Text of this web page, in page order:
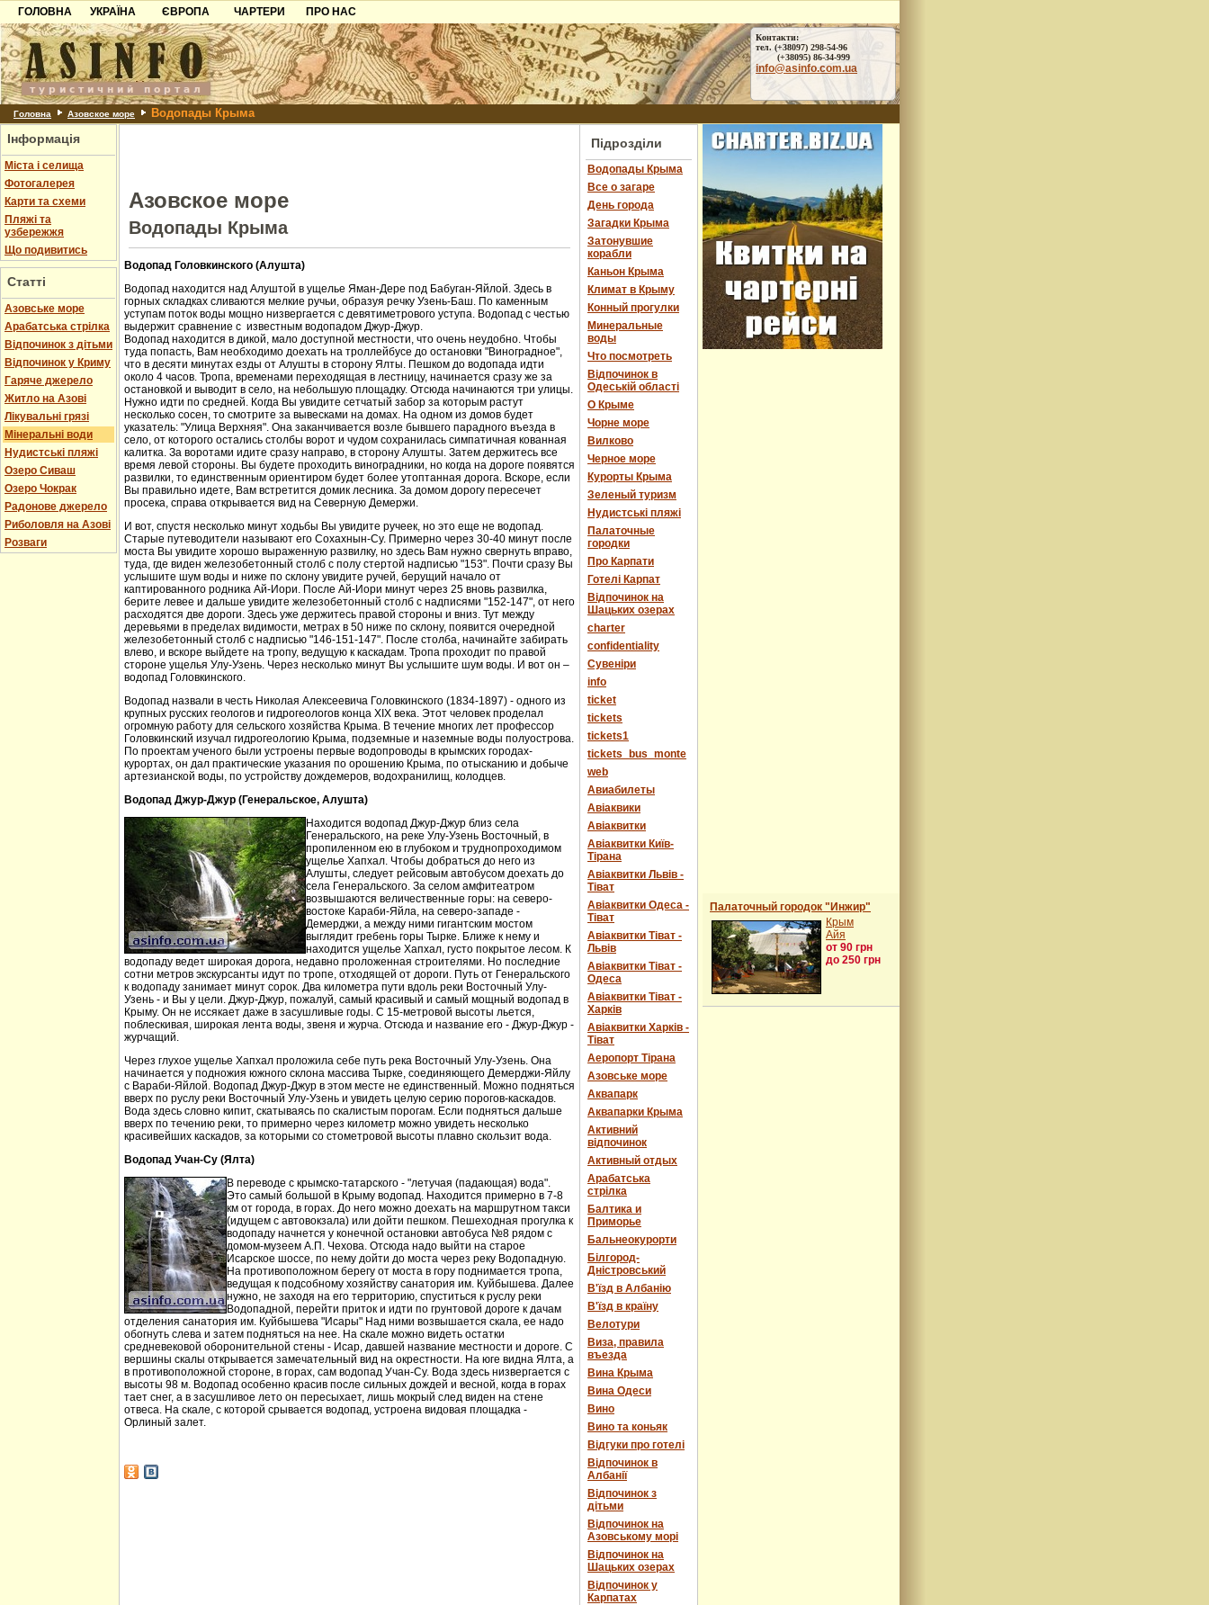
ГОЛОВНА
УКРАЇНА
Карпати
Азов
Причорноморря
Шацьк
ЄВРОПА
Чорногорія
Хорватія
Болгарія
Албанія
ЧАРТЕРИ
ПРО НАС
Контакти
Партнерам
Додати готель
Контакти:
тел. (+38097) 298-54-96
(+38095) 86-34-999
info@asinfo.com.ua
Головна Азовское море Водопады Крыма
Інформація
Міста і селища
Фотогалерея
Карти та схеми
Пляжі та
узбережжя
Що подивитись
Статті
Азовське море
Арабатська стрілка
Відпочинок з дітьми
Відпочинок у Криму
Гаряче джерело
Житло на Азові
Лікувальні грязі
Мінеральні води
Нудистські пляжі
Озеро Сиваш
Озеро Чокрак
Радонове джерело
Риболовля на Азові
Розваги
Азовское море
Водопады Крыма
Водопад Головкинского (Алушта)
Водопад находится над Алуштой в ущелье Яман-Дере под Бабуган-Яйлой. Здесь в
горных складках сливаются мелкие ручьи, образуя речку Узень-Баш. По каменным
уступам поток воды мощно низвергается с девятиметрового уступа. Водопад с честью
выдержит сравнение с известным водопадом Джур-Джур.
Водопад находится в дикой, мало доступной местности, что очень неудобно. Чтобы
туда попасть, Вам необходимо доехать на троллейбусе до остановки "Виноградное",
что в десяти минутах езды от Алушты в сторону Ялты. Пешком до водопада идти
около 4 часов. Тропа, временами переходящая в лестницу, начинается сразу же за
остановкой и выводит в село, на небольшую площадку. Отсюда начинаются три улицы.
Нужно идти по средней. Когда Вы увидите сетчатый забор за которым растут
несколько сосен, то смотрите за вывесками на домах. На одном из домов будет
указатель: "Улица Верхняя". Она заканчивается возле бывшего парадного въезда в
село, от которого остались столбы ворот и чудом сохранилась симпатичная кованная
калитка. За воротами идите сразу направо, в сторону Алушты. Затем держитесь все
время левой стороны. Вы будете проходить виноградники, но когда на дороге появятся
развилки, то единственным ориентиром будет более утоптанная дорога. Вскоре, если
Вы правильно идете, Вам встретится домик лесника. За домом дорогу пересечет
просека, справа открывается вид на Северную Демержи.
И вот, спустя несколько минут ходьбы Вы увидите ручеек, но это еще не водопад.
Старые путеводители называют его Сохахнын-Су. Примерно через 30-40 минут после
моста Вы увидите хорошо выраженную развилку, но здесь Вам нужно свернуть вправо,
туда, где виден железобетонный столб с полу стертой надписью "153". Почти сразу Вы
услышите шум воды и ниже по склону увидите ручей, берущий начало от
каптированного родника Ай-Иори. После Ай-Иори минут через 25 вновь развилка,
берите левее и дальше увидите железобетонный столб с надписями "152-147", от него
расходятся две дороги. Здесь уже держитесь правой стороны и вниз. Тут между
деревьями в пределах видимости, метрах в 50 ниже по склону, появится очередной
железобетонный столб с надписью "146-151-147". После столба, начинайте забирать
влево, и вскоре выйдете на тропу, ведущую к каскадам. Тропа проходит по правой
стороне ущелья Улу-Узень. Через несколько минут Вы услышите шум воды. И вот он –
водопад Головкинского.
Водопад назвали в честь Николая Алексеевича Головкинского (1834-1897) - одного из
крупных русских геологов и гидрогеологов конца XIX века. Этот человек проделал
огромную работу для сельского хозяйства Крыма. В течение многих лет профессор
Головкинский изучал гидрогеологию Крыма, подземные и наземные воды полуострова.
По проектам ученого были устроены первые водопроводы в крымских городах-
курортах, он дал практические указания по орошению Крыма, по отысканию и добыче
артезианской воды, по устройству дождемеров, водохранилищ, колодцев.
Водопад Джур-Джур (Генеральское, Алушта)
Находится водопад Джур-Джур близ села
Генеральского, на реке Улу-Узень Восточный, в
пропиленном ею в глубоком и труднопроходимом
ущелье Хапхал. Чтобы добраться до него из
Алушты, следует рейсовым автобусом доехать до
села Генеральского. За селом амфитеатром
возвышаются величественные горы: на северо-
востоке Караби-Яйла, на северо-западе -
Демерджи, а между ними гигантским мостом
выглядит гребень горы Тырке. Ближе к нему и
находится ущелье Хапхал, густо покрытое лесом. К
водопаду ведет широкая дорога, недавно проложенная строителями. Но последние
сотни метров экскурсанты идут по тропе, отходящей от дороги. Путь от Генеральского
к водопаду занимает минут сорок. Два километра пути вдоль реки Восточный Улу-
Узень - и Вы у цели. Джур-Джур, пожалуй, самый красивый и самый мощный водопад в
Крыму. Он не иссякает даже в засушливые годы. С 15-метровой высоты льется,
поблескивая, широкая лента воды, звеня и журча. Отсюда и название его - Джур-Джур -
журчащий.
Через глухое ущелье Хапхал проложила себе путь река Восточный Улу-Узень. Она
начинается у подножия южного склона массива Тырке, соединяющего Демерджи-Яйлу
с Вараби-Яйлой. Водопад Джур-Джур в этом месте не единственный. Можно подняться
вверх по руслу реки Восточный Улу-Узень и увидеть целую серию порогов-каскадов.
Вода здесь словно кипит, скатываясь по скалистым порогам. Если подняться дальше
вверх по течению реки, то примерно через километр можно увидеть несколько
красивейших каскадов, за которыми со стометровой высоты плавно скользит вода.
Водопад Учан-Су (Ялта)
В переводе с крымско-татарского - "летучая (падающая) вода".
Это самый большой в Крыму водопад. Находится примерно в 7-8
км от города, в горах. До него можно доехать на маршрутном такси
(идущем с автовокзала) или дойти пешком. Пешеходная прогулка к
водопаду начнется у конечной остановки автобуса №8 рядом с
домом-музеем А.П. Чехова. Отсюда надо выйти на старое
Исарское шоссе, по нему дойти до моста через реку Водопадную.
На противоположном берегу от моста в гору поднимается тропа,
ведущая к подсобному хозяйству санатория им. Куйбышева. Далее
нужно, не заходя на его территорию, спуститься к руслу реки
Водопадной, перейти приток и идти по грунтовой дороге к дачам
отделения санатория им. Куйбышева "Исары" Над ними возвышается скала, ее надо
обогнуть слева и затем подняться на нее. На скале можно видеть остатки
средневековой оборонительной стены - Исар, давшей название местности и дороге. С
вершины скалы открывается замечательный вид на окрестности. На юге видна Ялта, а
в противоположной стороне, в горах, сам водопад Учан-Су. Вода здесь низвергается с
высоты 98 м. Водопад особенно красив после сильных дождей и весной, когда в горах
тает снег, а в засушливое лето он пересыхает, лишь мокрый след виден на стене
отвеса. На скале, с которой срывается водопад, устроена видовая площадка -
Орлиный залет.
Підрозділи
Водопады Крыма
Все о загаре
День города
Загадки Крыма
Затонувшие
корабли
Каньон Крыма
Климат в Крыму
Конный прогулки
Минеральные
воды
Что посмотреть
Відпочинок в
Одеській області
О Крыме
Чорне море
Вилково
Черное море
Курорты Крыма
Зеленый туризм
Нудистські пляжі
Палаточные
городки
Про Карпати
Готелі Карпат
Відпочинок на
Шацьких озерах
charter
confidentiality
Cувеніри
info
ticket
tickets
tickets1
tickets_bus_monte
web
Авиабилеты
Авіаквики
Авіаквитки
Авіаквитки Київ-
Тірана
Авіаквитки Львів -
Тіват
Авіаквитки Одеса -
Тіват
Авіаквитки Тіват -
Львів
Авіаквитки Тіват -
Одеса
Авіаквитки Тіват -
Харків
Авіаквитки Харків -
Тіват
Аеропорт Тірана
Азовське море
Аквапарк
Аквапарки Крыма
Активний
відпочинок
Активный отдых
Арабатська
стрілка
Балтика и
Приморье
Бальнеокурорти
Білгород-
Дністровський
В'їзд в Албанію
В'їзд в країну
Велотури
Виза, правила
въезда
Вина Крыма
Вина Одеси
Вино
Вино та коньяк
Відгуки про готелі
Відпочинок в
Албанії
Відпочинок з
дітьми
Відпочинок на
Азовському морі
Відпочинок на
Шацьких озерах
Відпочинок у
Карпатах
Палаточный городок "Инжир"
Крым
Айя
от 90 грн
до 250 грн